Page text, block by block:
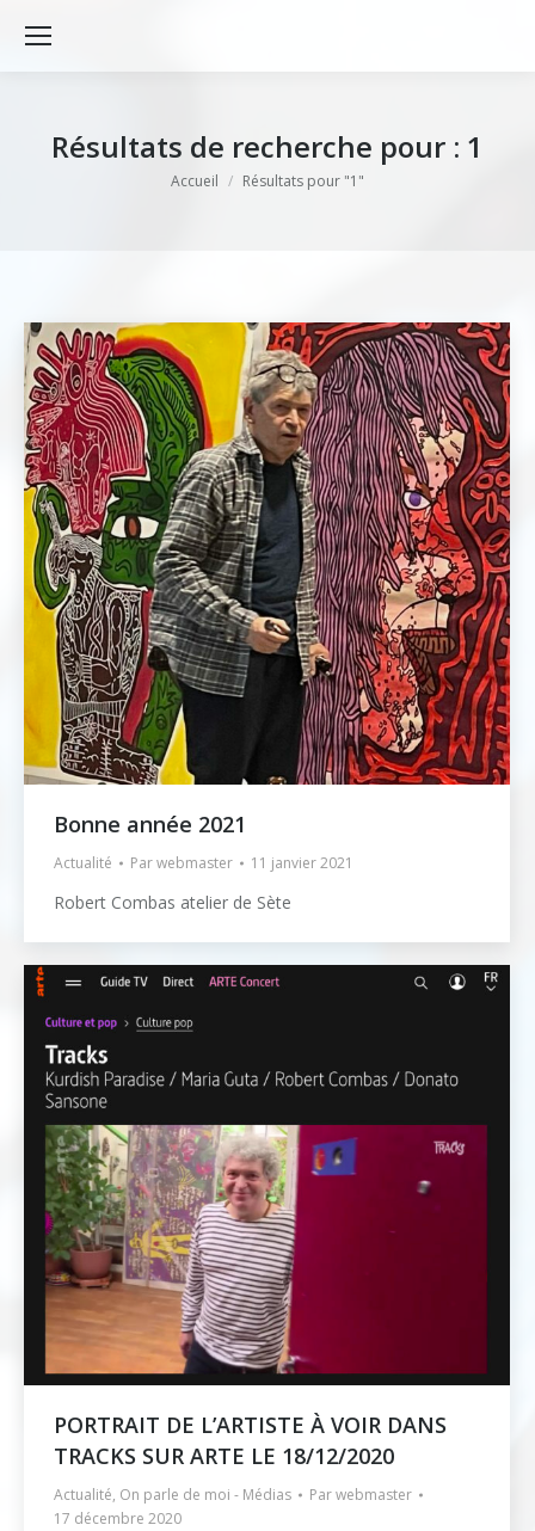
Résultats de recherche pour : 1
Vous êtes ici :
Accueil Résultats pour "1"
Bonne année 2021
Actualité Parwebmaster 11 janvier 2021
Robert Combas atelier de Sète
PORTRAIT DE L’ARTISTE À VOIR DANS
TRACKS SUR ARTE LE 18/12/2020
Actualité, On parle de moi - Médias Parwebmaster
17 décembre 2020